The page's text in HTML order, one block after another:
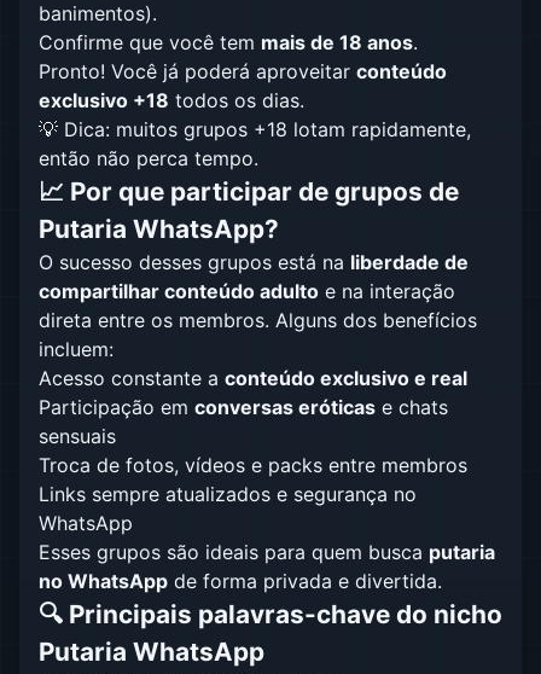
banimentos).
Confirme que você tem mais de 18 anos.
Pronto! Você já poderá aproveitar conteúdo
exclusivo +18 todos os dias.
💡 Dica: muitos grupos +18 lotam rapidamente,
então não perca tempo.
📈 Por que participar de grupos de
Putaria WhatsApp?
O sucesso desses grupos está na liberdade de
compartilhar conteúdo adulto e na interação
direta entre os membros. Alguns dos benefícios
incluem:
Acesso constante a conteúdo exclusivo e real
Participação em conversas eróticas e chats
sensuais
Troca de fotos, vídeos e packs entre membros
Links sempre atualizados e segurança no
WhatsApp
Esses grupos são ideais para quem busca putaria
no WhatsApp de forma privada e divertida.
🔍 Principais palavras-chave do nicho
Putaria WhatsApp